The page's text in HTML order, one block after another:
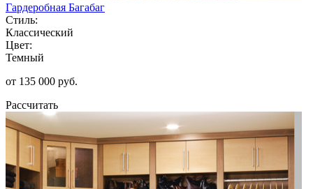
Гардеробная Багабаг
Стиль:
Классический
Цвет:
Темный
от 135 000 руб.
Рассчитать